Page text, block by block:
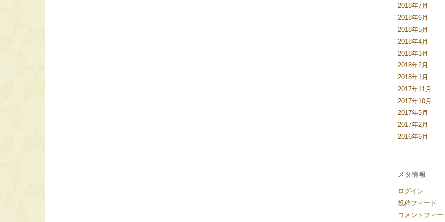
2018年7月
2018年6月
2018年5月
2018年4月
2018年3月
2018年2月
2018年1月
2017年11月
2017年10月
2017年5月
2017年2月
2016年6月
メタ情報
ログイン
投稿フィード
コメントフィー